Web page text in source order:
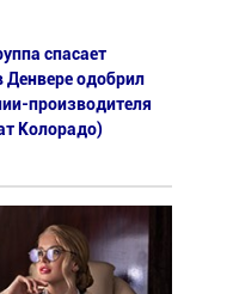
спасает
одобрил
производителя
Колорадо)